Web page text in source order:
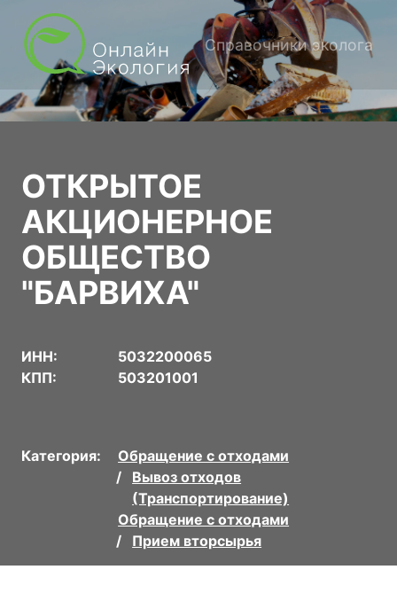
Справочники эколога
ОТКРЫТОЕ
АКЦИОНЕРНОЕ
ОБЩЕСТВО
"БАРВИХА"
ИНН:
5032200065
КПП:
503201001
Категория:
Обращение с отходами
Вывоз отходов
(Транспортирование)
Обращение с отходами
Прием вторсырья